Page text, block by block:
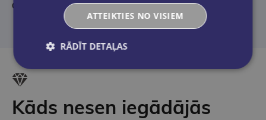
Ozola, Māra Poļakova.
Kāds nesen iegādājās
ATTEIKTIES NO VISIEM
RĀDĪT DETAĻAS